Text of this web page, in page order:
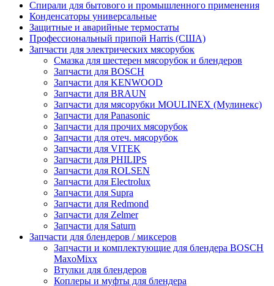
Спирали для бытового и промышленного применения
Конденсаторы универсальные
Защитные и аварийные термостаты
Профессиональный припой Harris (США)
Запчасти для электрических мясорубок
Смазка для шестерен мясорубок и блендеров
Запчасти для BOSCH
Запчасти для KENWOOD
Запчасти для BRAUN
Запчасти для мясорубки MOULINEX (Мулинекс)
Запчасти для Panasonic
Запчасти для прочих мясорубок
Запчасти для отеч. мясорубок
Запчасти для VITEK
Запчасти для PHILIPS
Запчасти для ROLSEN
Запчасти для Electrolux
Запчасти для Supra
Запчасти для Redmond
Запчасти для Zelmer
Запчасти для Saturn
Запчасти для блендеров / миксеров
Запчасти и комплектующие для блендера BOSCH
MaxoMixx
Втулки для блендеров
Коплеры и муфты для блендера